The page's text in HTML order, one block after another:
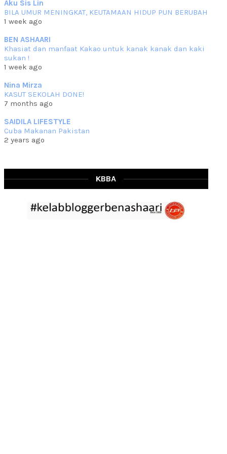
RESIPI KURMA AYAM MERAH
Assalammualaikum, salam semua. Hari ni 4 Zulhijjah 1444 Hijrah,
Jun 23 2023
RESIPI SAMBAL PARU
Assalammualaikum, salam sejahtera semua. Lama betul che mat tak
Jun 20 2023
RESIPI PISANG MUDA MASAK LEMAK
lemak ni che mat... read more
Mar 07 2023
RESIPI BAMIA KAMBING
Assalammualaikum, salam Ahad semua. Dah beberapa hari cuaca
asyik hujan saja di... read more
Aku Sis Lin
BILA UMUR MENINGKAT, KEUTAMAAN HIDUP PUN BERUBAH
1 week ago
BEN ASHAARI
Khasiat dan manfaat Kakao untuk kanak kanak dan kaki
sukan !
1 week ago
Nina Mirza
KASUT SEKOLAH DONE!
7 months ago
SAIDILA LIFESTYLE
Cuba Makanan Pakistan
2 years ago
KBBA